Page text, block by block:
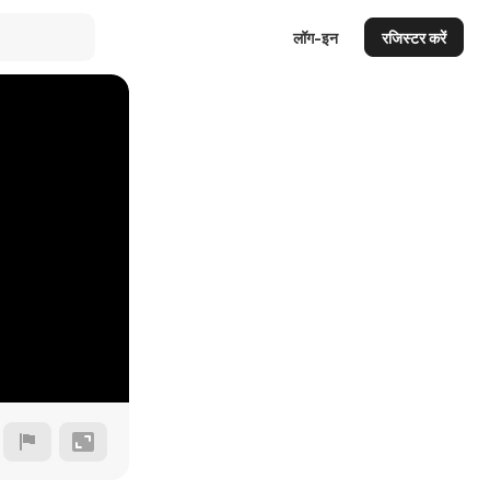
लॉग-इन रजिस्टर करें